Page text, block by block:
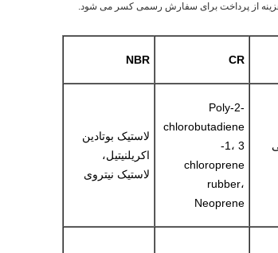
هزینه از پرداخت برای سفارش رسمی کسر می شود.
CR
NBR
Poly-2-
chlorobutadiene
-1، 3
chloroprene
rubber،
Neoprene
لاستیک بوتادین
اکریلنیتیل،
لاستیک نیتروی